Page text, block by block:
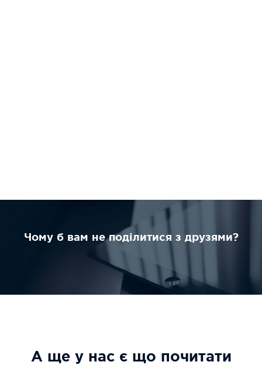
Чому б вам не поділитися з друзями?
А ще у нас є що почитати